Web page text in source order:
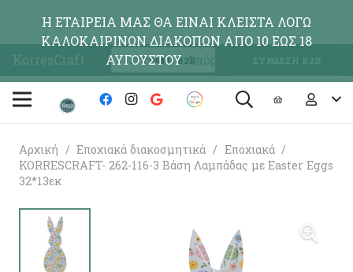
KorresCraft ΕΓΓΡΑΦΗ Β2Β ΣΥΝΔΕΣΗ Β2Β
Αρχική / Εποχιακά διακοσμητικά / Εποχιακά /
KORRESCRAFT- 262-116-3 Βάση Λαμπάδας με Easter Eggs
32*13εκ
Η ΕΤΑΙΡΕΙΑ ΜΑΣ ΘΑ ΕΙΝΑΙ ΚΛΕΙΣΤΑ ΛΟΓΩ
ΚΑΛΟΚΑΙΡΙΝΩΝ ΔΙΑΚΟΠΩΝ ΑΠΟ 10 ΕΩΣ 18
ΑΥΓΟΥΣΤΟΥΑπόρριψη